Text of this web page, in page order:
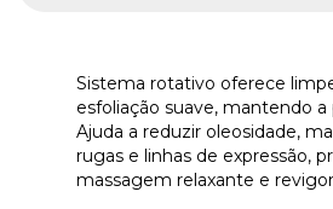
Sistema rotativo oferece
esfoliação suave, mantendo
Ajuda a reduzir oleosidade,
rugas e linhas de expressão,
massagem relaxante e